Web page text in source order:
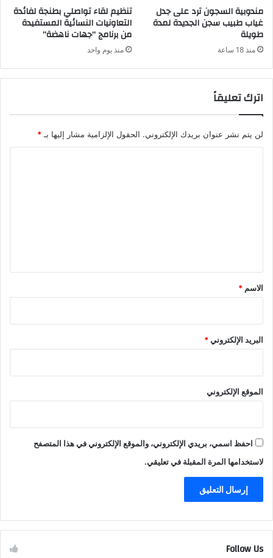
مندوبية السجون ترد على جدل
غياب طبيب سجن الجديدة لمدة
طويلة
منذ 18 ساعة
تنظيم لقاء تواصلي بطنجة لفائدة
التعاونيات النسائية المستفيدة
من برنامج “جهات ناهضة”
منذ يوم واحد
اترك تعليقاً
لن يتم نشر عنوان بريدك الإلكتروني. الحقول الإلزامية مشار إليها بـ *
*
الاسم *
البريد الإلكتروني*
الموقع الإلكتروني
احفظ اسمي، بريدي الإلكتروني، والموقع الإلكتروني في هذا المتصفح
لاستخدامها المرة المقبلة في تعليقي.
Follow Us